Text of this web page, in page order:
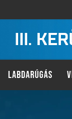
III.
LABDARÚGÁS